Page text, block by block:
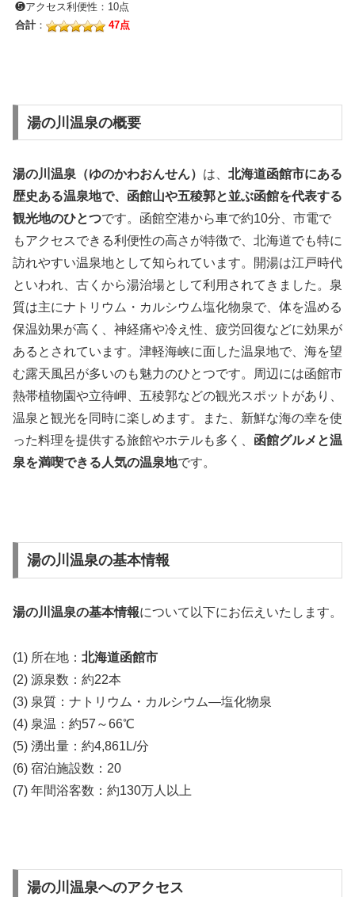
❺アクセス利便性：10点
合計： 47点
湯の川温泉の概要
湯の川温泉（ゆのかわおんせん） は、 北海道函館市にある
歴史ある温泉地で、函館山や五稜郭と並ぶ函館を代表する
観光地のひとつです。函館空港から車で約10分、市電で
もアクセスできる利便性の高さが特徴で、北海道でも特に
訪れやすい温泉地として知られています。開湯は江戸時代
といわれ、古くから湯治場として利用されてきました。泉
質は主にナトリウム・カルシウム塩化物泉で、体を温める
保温効果が高く、神経痛や冷え性、疲労回復などに効果が
あるとされています。津軽海峡に面した温泉地で、海を望
む露天風呂が多いのも魅力のひとつです。周辺には函館市
熱帯植物園や立待岬、五稜郭などの観光スポットがあり、
温泉と観光を同時に楽しめます。また、新鮮な海の幸を使
った料理を提供する旅館やホテルも多く、 函館グルメと温
泉を満喫できる人気の温泉地です。
湯の川温泉の基本情報
湯の川温泉の基本情報について以下にお伝えいたします。
(1) 所在地： 北海道函館市
(2) 源泉数：約22本
(3) 泉質：ナトリウム・カルシウム―塩化物泉
(4) 泉温：約57～66℃
(5) 湧出量：約4,861L/分
(6) 宿泊施設数：20
(7) 年間浴客数：約130万人以上
湯の川温泉へのアクセス